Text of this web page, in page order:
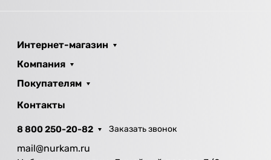
Интернет-магазин
Компания
Покупателям
Контакты
8 800 250-20-82 Заказать звонок
mail@nurkam.ru